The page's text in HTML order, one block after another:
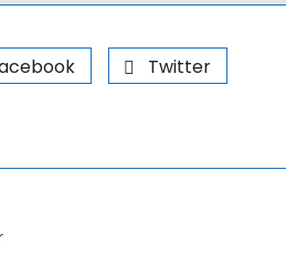
Twitter